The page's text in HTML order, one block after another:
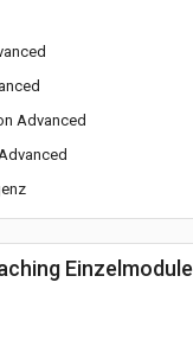
Advanced
Einzelmodule